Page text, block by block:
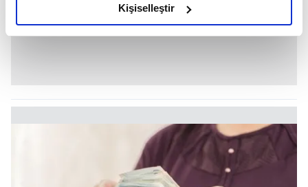
olduğunu ve sizlere en iyi içerikleri sunabilmek adına
elimizden gelen çabayı gösterdiğimizi ve bu noktada,
reklamların maliyetlerimizi karşılamak noktasında tek gelir
Her halükârda, kullanıcılar, bu çerezlere izin vermedikleri
takdirde, kullanıcılara hedefli reklamlar
gösterilmeyecektir."
Sizlere daha iyi bir hizmet sunabilmek için İnternet
Sitemizde kendimize ve üçüncü kişilere ait çerezler
Kişiselleştir